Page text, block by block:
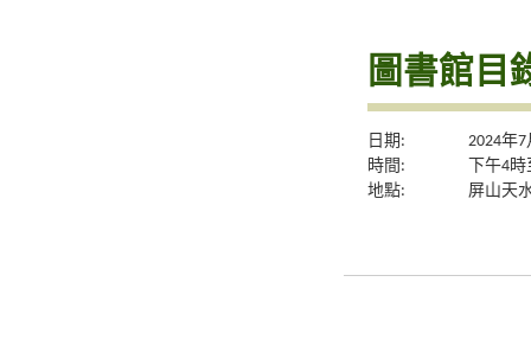
圖書館目
日期:
2024年
時間:
下午4
地點:
屏山天